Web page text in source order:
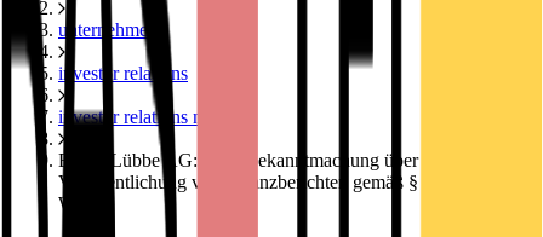
unternehmen
investor relations
investor relations news
Bastei Lübbe AG: Vorabbekanntmachung über die
Veröffentlichung von Finanzberichten gemäß § 114, 115, 117
WpHG